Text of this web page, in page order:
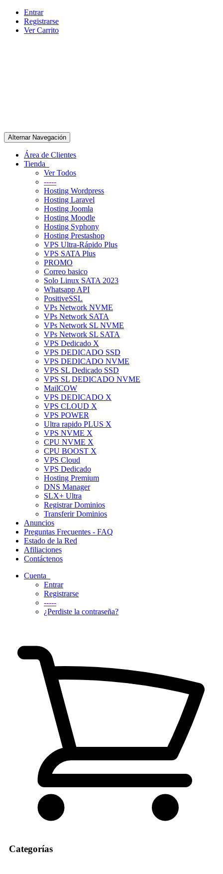
Entrar
Registrarse
Ver Carrito
Alternar Navegación
Área de Clientes
Tienda
Ver Todos
-----
Hosting Wordpress
Hosting Laravel
Hosting Joomla
Hosting Moodle
Hosting Syphony
Hosting Prestashop
VPS Ultra-Rápido Plus
VPS SATA Plus
PROMO
Correo basico
Solo Linux SATA 2023
Whatsapp API
PositiveSSL
VPs Network NVME
VPs Network SATA
VPs Network SL NVME
VPs Network SL SATA
VPS Dedicado X
VPS DEDICADO SSD
VPS DEDICADO NVME
VPS SL Dedicado SSD
VPS SL DEDICADO NVME
MailCOW
VPS DEDICADO X
VPS CLOUD X
VPS POWER
Ultra rapido PLUS X
VPS NVME X
CPU NVME X
CPU BOOST X
VPS Cloud
VPS Dedicado
Hosting Premium
DNS Manager
SLX+ Ultra
Registrar Dominios
Transferir Dominios
Anuncios
Preguntas Frecuentes - FAQ
Estado de la Red
Afiliaciones
Contáctenos
Cuenta
Entrar
Registrarse
-----
¿Perdiste la contraseña?
Categorías